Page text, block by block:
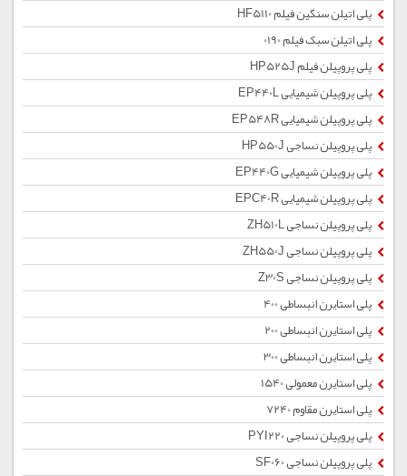
پلی اتیلن سنگین فیلم HF5110
پلی اتیلن سبک فیلم 0190
پلی پروپیلن فیلم HP525J
پلی پروپیلن شیمیایی EP440L
پلی پروپیلن شیمیایی EP548R
پلی پروپیلن نساجی HP550J
پلی پروپیلن شیمیایی EP440G
پلی پروپیلن شیمیایی EPC40R
پلی پروپیلن نساجی ZH510L
پلی پروپیلن نساجی ZH550J
پلی پروپیلن نساجی Z30S
پلی استایرن انبساطی 400
پلی استایرن انبساطی 200
پلی استایرن انبساطی 300
پلی استایرن معمولی 1540
پلی استایرن مقاوم 7240
پلی پروپیلن نساجی PYI220
پلی پروپیلن نساجی SF060